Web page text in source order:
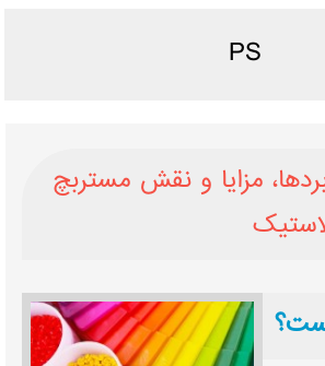
PS
مزایا و نقش مستربچ